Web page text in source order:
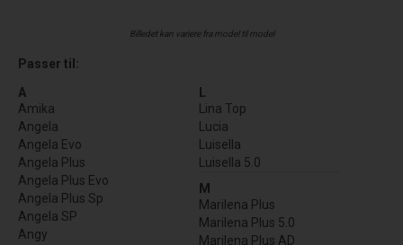
Billedet kan variere fra model til model
Passer til:
A
Amika
Angela
Angela Evo
Angela Plus
Angela Plus Evo
Angela Plus Sp
Angela SP
Angy
L
Lina Top
Lucia
Luisella
Luisella 5.0
M
Marilena Plus
Marilena Plus 5.0
Marilena Plus AD